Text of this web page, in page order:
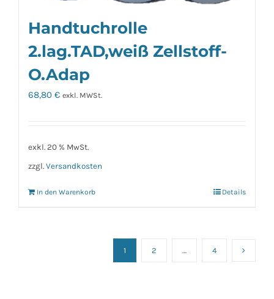
Handtuchrolle
2.lag.TAD,weiß Zellstoff-
O.Adap
68,80 € exkl. MWSt.
exkl. 20 % MwSt.
zzgl. Versandkosten
In den Warenkorb Details
1 2 … 4